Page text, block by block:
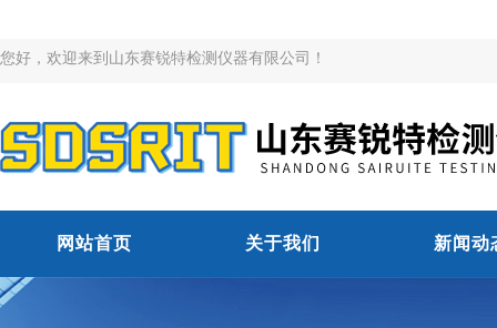
您好，欢迎来到山东赛锐特检测仪器有限公司！
网站首页 关于我们 新闻动